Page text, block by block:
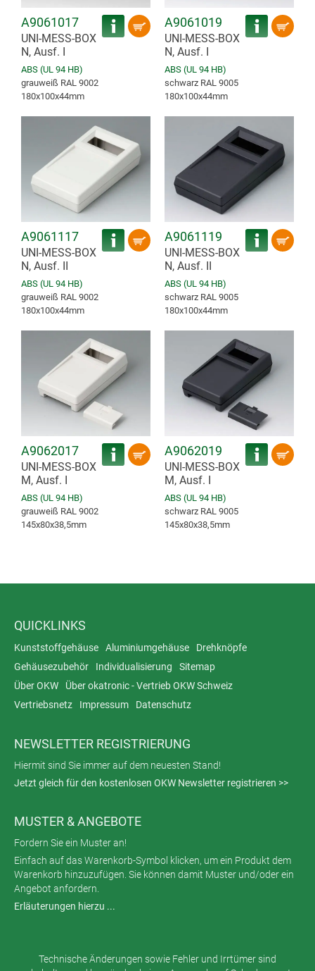
A9061017
UNI-MESS-BOX
N, Ausf. I
ABS (UL 94 HB)
grauweiß RAL 9002
180x100x44mm
A9061019
UNI-MESS-BOX
N, Ausf. I
ABS (UL 94 HB)
schwarz RAL 9005
180x100x44mm
A9061117
UNI-MESS-BOX
N, Ausf. II
ABS (UL 94 HB)
grauweiß RAL 9002
180x100x44mm
A9061119
UNI-MESS-BOX
N, Ausf. II
ABS (UL 94 HB)
schwarz RAL 9005
180x100x44mm
A9062017
UNI-MESS-BOX
M, Ausf. I
ABS (UL 94 HB)
grauweiß RAL 9002
145x80x38,5mm
A9062019
UNI-MESS-BOX
M, Ausf. I
ABS (UL 94 HB)
schwarz RAL 9005
145x80x38,5mm
QUICKLINKS
Kunststoffgehäuse Aluminiumgehäuse
Drehknöpfe
Gehäusezubehör
Individualisierung
Sitemap
Über OKW
Über okatronic - Vertrieb OKW Schweiz
Vertriebsnetz
Impressum Datenschutz
NEWSLETTER REGISTRIERUNG
Hiermit sind Sie immer auf dem neuesten Stand!
Jetzt gleich für den kostenlosen OKW Newsletter registrieren >>
MUSTER & ANGEBOTE
Fordern Sie ein Muster an!
Einfach auf das Warenkorb-Symbol klicken, um ein Produkt dem
Warenkorb hinzuzufügen. Sie können damit Muster und/oder ein
Angebot anfordern.
Erläuterungen hierzu ...
Technische Änderungen sowie Fehler und Irrtümer sind